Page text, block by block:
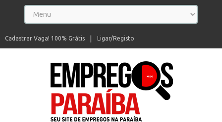
Ligar/Registo
Cadastrar Vaga! 100% Grátis